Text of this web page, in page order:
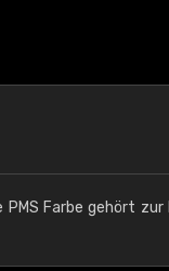
PMS Farbe gehört zur